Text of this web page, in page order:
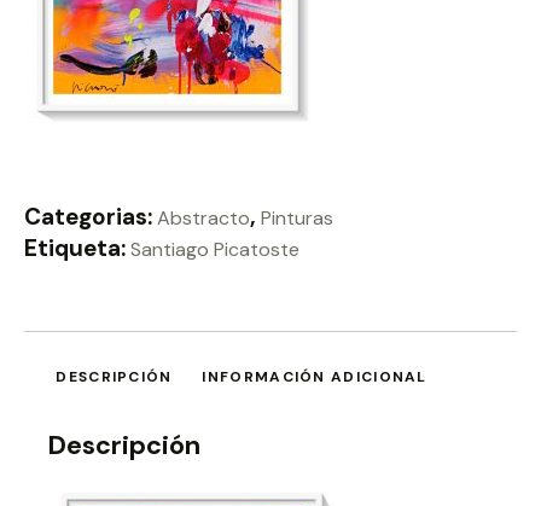
Categorias:Abstracto, Pinturas
Etiqueta:Santiago Picatoste
DESCRIPCIÓN INFORMACIÓN ADICIONAL
Descripción